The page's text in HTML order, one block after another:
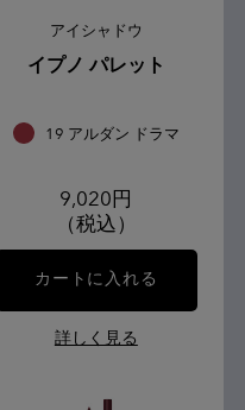
ップ バターグロウ
アイシャドウ
イプノ パレット
19 アルダン ドラマ
9,020円
（税込）
カートに入れる
詳しく見る